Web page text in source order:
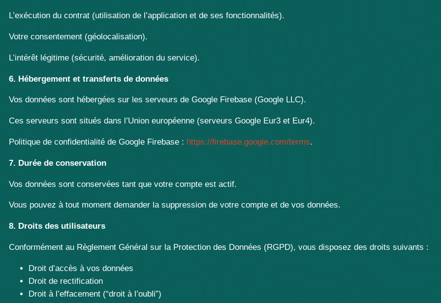
L’exécution du contrat (utilisation de l’application et de ses fonctionnalités).
Votre consentement (géolocalisation).
L’intérêt légitime (sécurité, amélioration du service).
6. Hébergement et transferts de données
Vos données sont hébergées sur les serveurs de Google Firebase (Google LLC).
Ces serveurs sont situés dans l’Union européenne (serveurs Google Eur3 et Eur4).
Politique de confidentialité de Google Firebase : https://firebase.google.com/terms.
7. Durée de conservation
Vos données sont conservées tant que votre compte est actif.
Vous pouvez à tout moment demander la suppression de votre compte et de vos données.
8. Droits des utilisateurs
Conformément au Règlement Général sur la Protection des Données (RGPD), vous disposez des droits suivants :
Droit d’accès à vos données
Droit de rectification
Droit à l’effacement (“droit à l’oubli”)